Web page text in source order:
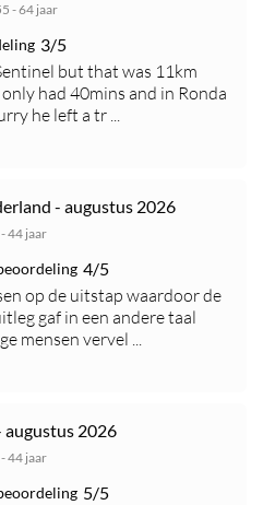
- 64 jaar
3/5
but that was 11km
had 40mins and in Ronda
he left a tr ...
- augustus 2026
44 jaar
4/5
op de uitstap waardoor de
gaf in een andere taal
mensen vervel ...
2026
44 jaar
5/5